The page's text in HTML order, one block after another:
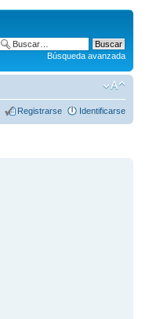
Búsqueda avanzada
Registrarse Identificarse